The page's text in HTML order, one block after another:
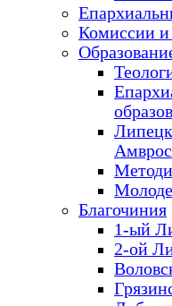
Комиссии и
Благочиния
1-ый
2-ой